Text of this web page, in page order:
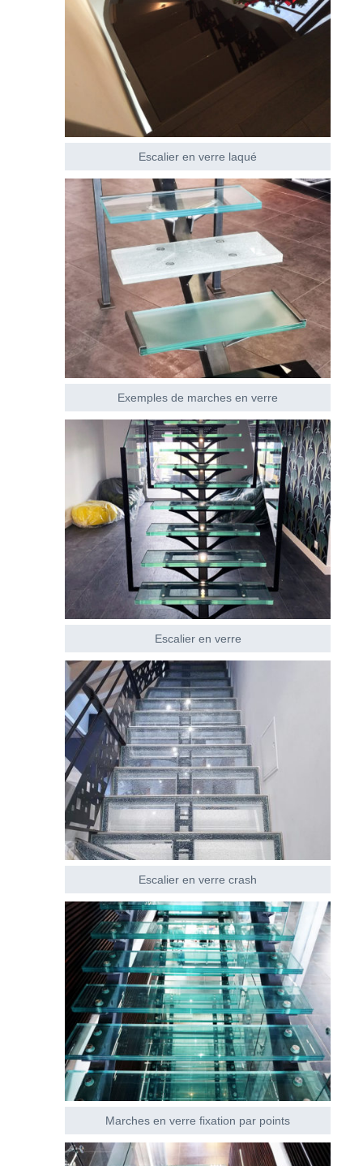
Escalier en verre laqué
Exemples de marches en verre
Escalier en verre
Escalier en verre crash
Marches en verre fixation par points